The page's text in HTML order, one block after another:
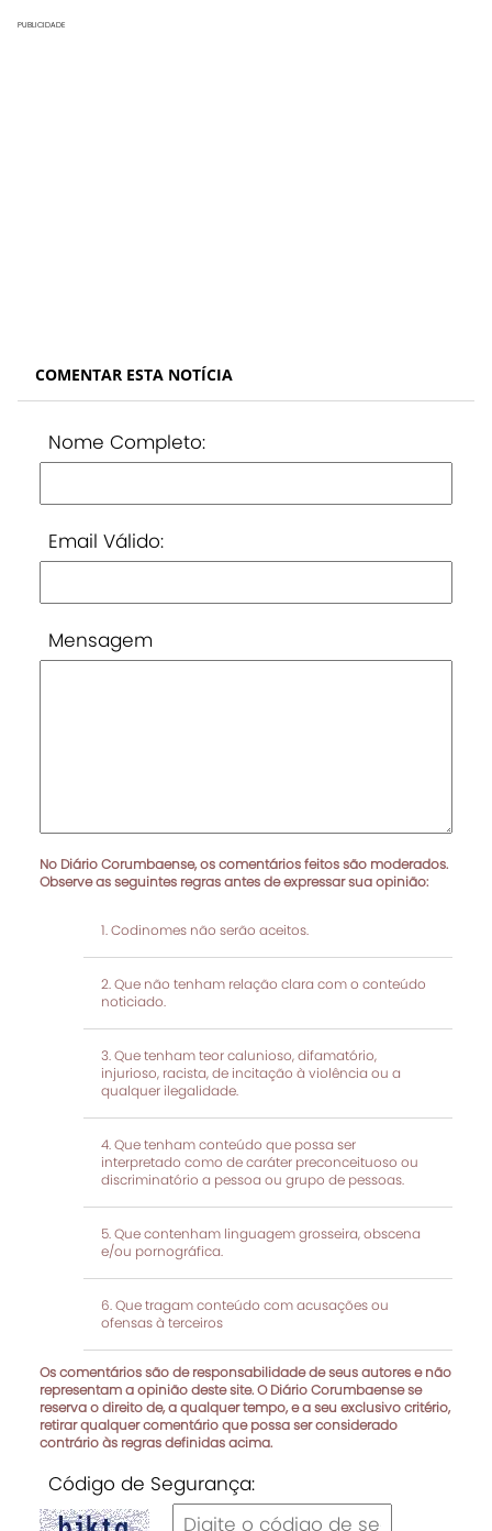
PUBLICIDADE
COMENTAR ESTA NOTÍCIA
Nome Completo:
Email Válido:
Mensagem
No Diário Corumbaense, os comentários feitos são moderados.
Observe as seguintes regras antes de expressar sua opinião:
Codinomes não serão aceitos.
Que não tenham relação clara com o conteúdo
noticiado.
Que tenham teor calunioso, difamatório,
injurioso, racista, de incitação à violência ou a
qualquer ilegalidade.
Que tenham conteúdo que possa ser
interpretado como de caráter preconceituoso ou
discriminatório a pessoa ou grupo de pessoas.
Que contenham linguagem grosseira, obscena
e/ou pornográfica.
Que tragam conteúdo com acusações ou
ofensas à terceiros
Os comentários são de responsabilidade de seus autores e não
representam a opinião deste site. O Diário Corumbaense se
reserva o direito de, a qualquer tempo, e a seu exclusivo critério,
retirar qualquer comentário que possa ser considerado
contrário às regras definidas acima.
Código de Segurança: